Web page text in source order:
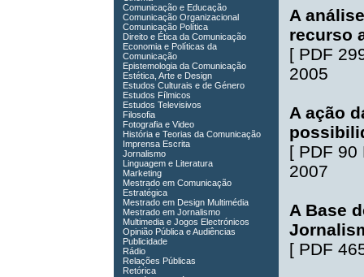
Comunicação e Educação
Comunicação Organizacional
Comunicação Política
Direito e Ética da Comunicação
Economia e Políticas da
Comunicação
Epistemologia da Comunicação
Estética, Arte e Design
Estudos Culturais e de Género
Estudos Fílmicos
Estudos Televisivos
Filosofia
Fotografia e Video
História e Teorias da Comunicação
Imprensa Escrita
Jornalismo
Linguagem e Literatura
Marketing
Mestrado em Comunicação
Estratégica
Mestrado em Design Multimédia
Mestrado em Jornalismo
Multimedia e Jogos Electrónicos
Opinião Pública e Audiências
Publicidade
Rádio
Relações Públicas
Retórica
A
recurso
[ PDF
2005
A ação
[ PDF 90
2007
A Base
[ PDF